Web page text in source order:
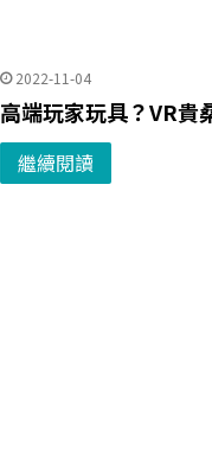
2022-11-04
高端玩家玩具？VR貴
繼續閱讀